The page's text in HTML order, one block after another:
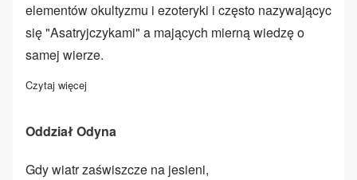
elementów okultyzmu i ezoteryki i często nazywającyc
się "Asatryjczykami" a mających mierną wiedzę o
samej wierze.
Czytaj więcej
Oddział Odyna
Gdy wiatr zaświszcze na jesieni,